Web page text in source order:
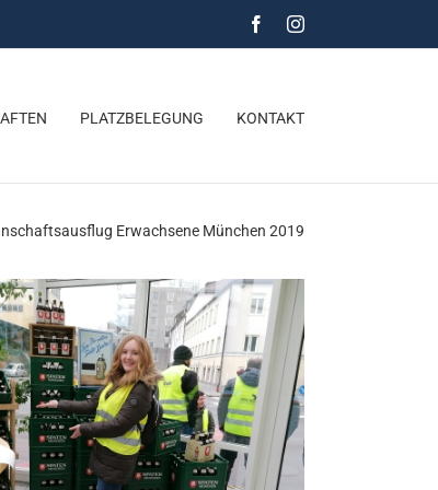
FacebookInstagram
PLATZBELEGUNG KONTAKT
Erwachsene München 2019